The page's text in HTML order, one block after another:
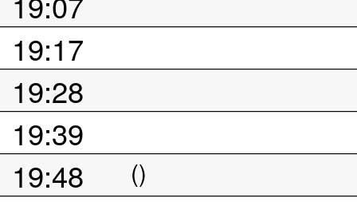
19:17
19:28
19:39
19:48
()